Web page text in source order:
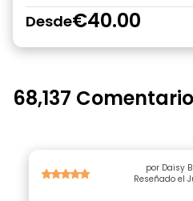
Desde€40.00
68,137
por Daisy
Reseñado el